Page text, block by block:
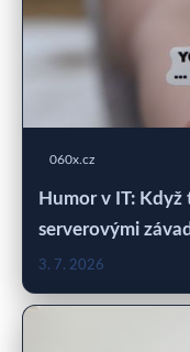
060x.cz
Humor v IT: Když
serverovými
3. 7. 2026